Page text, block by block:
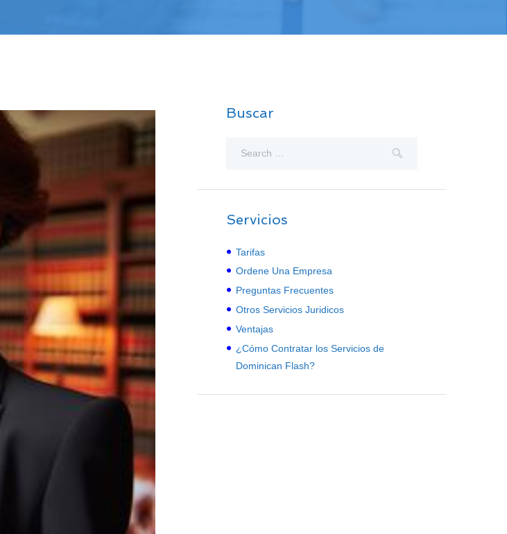
Next item
Buscar
Servicios
Tarifas
Ordene Una Empresa
Preguntas Frecuentes
Otros Servicios Juridicos
Ventajas
¿Cómo Contratar los Servicios de
Dominican Flash?